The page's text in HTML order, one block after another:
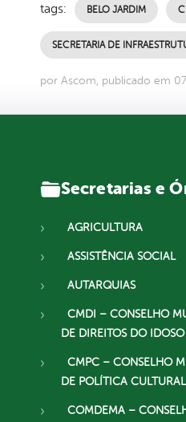
tags: BELO JARDIM
SECRETARIA DE
por Ascom, publicado em
Secretarias e
AGRICULTURA
ASSISTÊNCIA SOCIAL
AUTARQUIAS
CMDI – CONSELHO
DE DIREITOS DO IDOSO
CMPC – CONSELHO
DE POLÍTICA CULTURAL
COMDEMA –